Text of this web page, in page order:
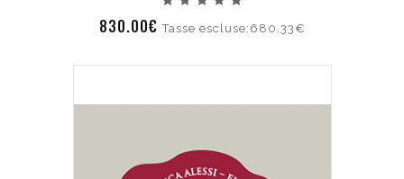
830.00€Tasse escluse:680.33€